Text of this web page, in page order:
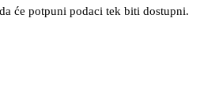
će potpuni podaci tek biti dostupni.